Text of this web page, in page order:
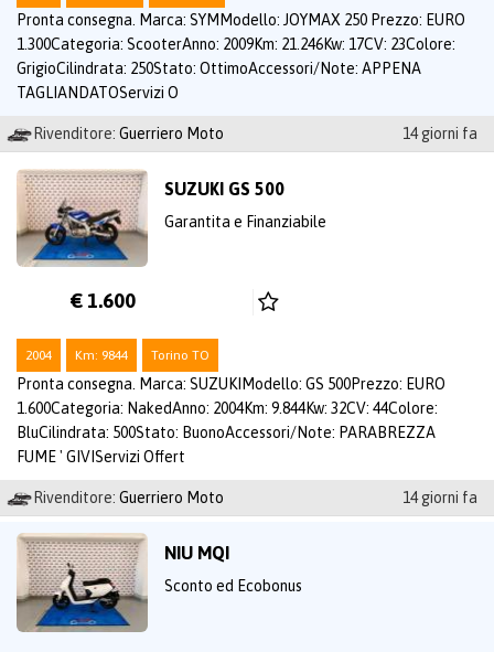
Pronta consegna. Marca: SYMModello: JOYMAX 250 Prezzo: EURO
1.300Categoria: ScooterAnno: 2009Km: 21.246Kw: 17CV: 23Colore:
GrigioCilindrata: 250Stato: OttimoAccessori/Note: APPENA
TAGLIANDATOServizi O
Rivenditore: Guerriero Moto 14 giorni fa
SUZUKI GS 500
Garantita e Finanziabile
€ 1.600
2004 Km: 9844 Torino TO
Pronta consegna. Marca: SUZUKIModello: GS 500Prezzo: EURO
1.600Categoria: NakedAnno: 2004Km: 9.844Kw: 32CV: 44Colore:
BluCilindrata: 500Stato: BuonoAccessori/Note: PARABREZZA
FUME ' GIVIServizi Offert
Rivenditore: Guerriero Moto 14 giorni fa
NIU MQI
Sconto ed Ecobonus